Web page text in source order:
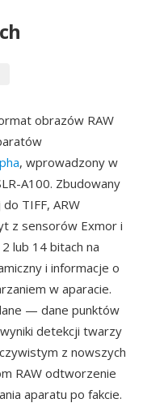
obrazów RAW
, wprowadzony w
A100. Zbudowany
TIFF, ARW
z sensorów Exmor i
lub 14 bitach na
i informacje o
w aparacie.
— dane punktów
detekcji twarzy
z nowszych
RAW odtworzenie
aparatu po fakcie.